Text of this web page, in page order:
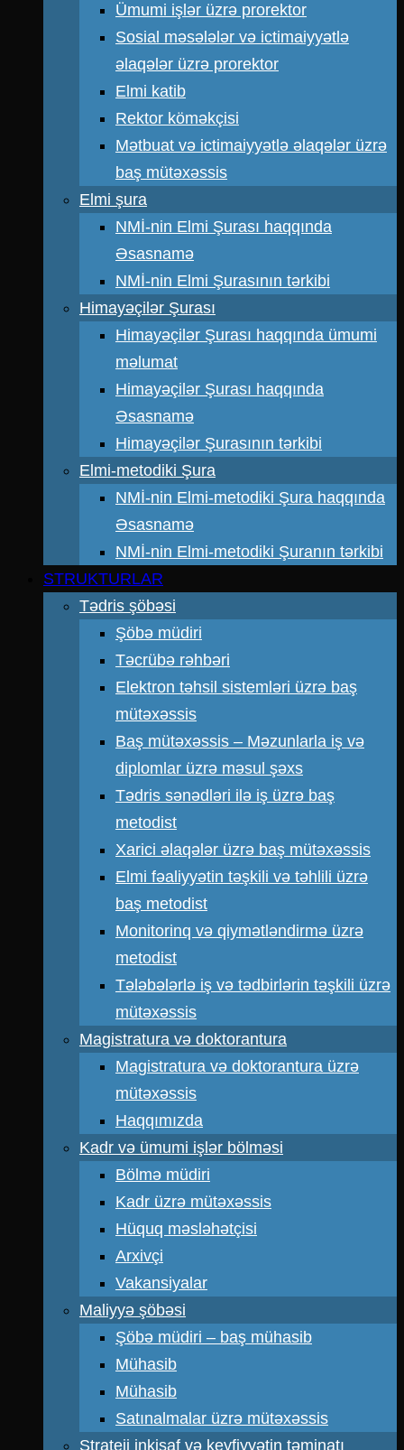
Ümumi işlər üzrə prorektor
Sosial məsələlər və ictimaiyyətlə
əlaqələr üzrə prorektor
Elmi katib
Rektor köməkçisi
Mətbuat və ictimaiyyətlə əlaqələr üzrə
baş mütəxəssis
Elmi şura
NMİ-nin Elmi Şurası haqqında
Əsasnamə
NMİ-nin Elmi Şurasının tərkibi
Himayəçilər Şurası
Himayəçilər Şurası haqqında ümumi
məlumat
Himayəçilər Şurası haqqında
Əsasnamə
Himayəçilər Şurasının tərkibi
Elmi-metodiki Şura
NMİ-nin Elmi-metodiki Şura haqqında
Əsasnamə
NMİ-nin Elmi-metodiki Şuranın tərkibi
STRUKTURLAR
Tədris şöbəsi
Şöbə müdiri
Təcrübə rəhbəri
Elektron təhsil sistemləri üzrə baş
mütəxəssis
Baş mütəxəssis – Məzunlarla iş və
diplomlar üzrə məsul şəxs
Tədris sənədləri ilə iş üzrə baş
metodist
Xarici əlaqələr üzrə baş mütəxəssis
Elmi fəaliyyətin təşkili və təhlili üzrə
baş metodist
Monitorinq və qiymətləndirmə üzrə
metodist
Tələbələrlə iş və tədbirlərin təşkili üzrə
mütəxəssis
Magistratura və doktorantura
Magistratura və doktorantura üzrə
mütəxəssis
Haqqımızda
Kadr və ümumi işlər bölməsi
Bölmə müdiri
Kadr üzrə mütəxəssis
Hüquq məsləhətçisi
Arxivçi
Vakansiyalar
Maliyyə şöbəsi
Şöbə müdiri – baş mühasib
Mühasib
Mühasib
Satınalmalar üzrə mütəxəssis
Strateji inkişaf və keyfiyyətin təminatı